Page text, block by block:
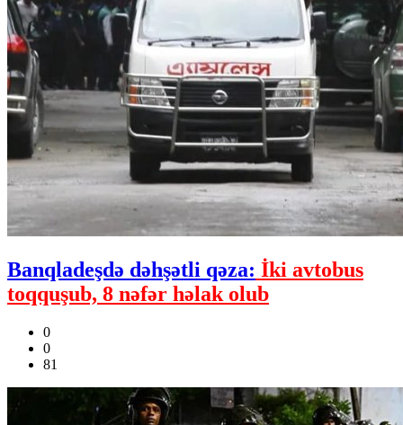
Banqladeşdə dəhşətli qəza: İki avtobus
toqquşub, 8 nəfər həlak olub
0
0
81